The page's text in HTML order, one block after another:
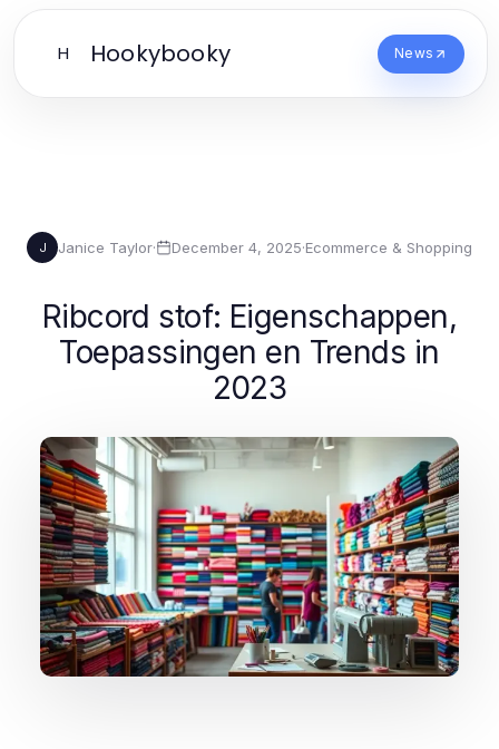
H Hookybooky News
J Janice Taylor· December 4, 2025·Ecommerce & Shopping
Ribcord stof: Eigenschappen,
Toepassingen en Trends in
2023